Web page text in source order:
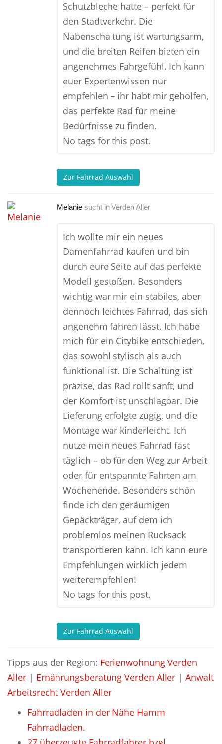
Schutzbleche hatte – perfekt für
den Stadtverkehr. Die
Nabenschaltung ist wartungsarm,
und die breiten Reifen bieten ein
angenehmes Fahrgefühl. Ich kann
euer Expertenwissen nur
empfehlen – ihr habt mir geholfen,
das perfekte Rad für meine
Bedürfnisse zu finden.
No tags for this post.
Zur Fahrrad Auswahl
Melanie sucht in Verden Aller
Ich wollte mir ein neues
Damenfahrrad kaufen und bin
durch eure Seite auf das perfekte
Modell gestoßen. Besonders
wichtig war mir ein stabiles, aber
dennoch leichtes Fahrrad, das sich
angenehm fahren lässt. Ich habe
mich für ein Citybike entschieden,
das sowohl stylisch als auch
funktional ist. Die Schaltung ist
präzise, das Rad rollt sanft, und
der Komfort ist unschlagbar. Die
Lieferung erfolgte zügig, und die
Montage war kinderleicht. Ich
nutze mein neues Fahrrad fast
täglich – ob für den Weg zur Arbeit
oder für entspannte Fahrten am
Wochenende. Besonders schön
finde ich den geräumigen
Gepäckträger, auf dem ich
problemlos meinen Rucksack
transportieren kann. Ich kann eure
Empfehlungen wirklich jedem
weiterempfehlen!
No tags for this post.
Zur Fahrrad Auswahl
Tipps aus der Region: Ferienwohnung Verden
Aller | Ernährungsberatung Verden Aller | Anwalt
Arbeitsrecht Verden Aller
Fahrradladen in der Nähe Hamm
Fahrradladen.